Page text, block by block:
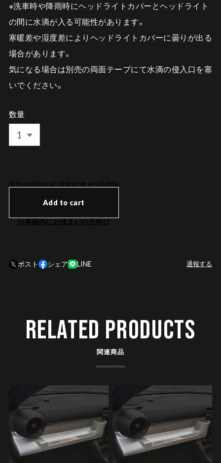
※洗車時や降雨時にヘッドライトカバーとヘッドライト
の間に水滴が入る可能性があります。
寒暖差や湿度差によりヘッドライトカバーに曇りが出る
場合があります。
気になる場合は別売の両面テープにて水滴の侵入口を塞
いでください。
数量
International shipping available
Add to cart
日本国内にお住まいの方向け
ポスト シェア LINE 通報する
RELATED PRODUCTS
関連商品